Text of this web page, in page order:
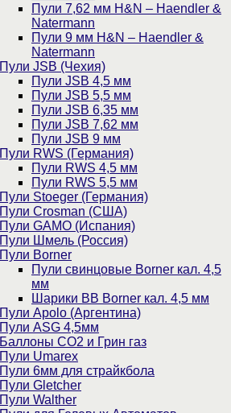
Пули 7,62 мм H&N – Haendler &
Natermann
Пули 9 мм H&N – Haendler &
Natermann
Пули JSB (Чехия)
Пули JSB 4,5 мм
Пули JSB 5,5 мм
Пули JSB 6,35 мм
Пули JSB 7,62 мм
Пули JSB 9 мм
Пули RWS (Германия)
Пули RWS 4,5 мм
Пули RWS 5,5 мм
Пули Stoeger (Германия)
Пули Crosman (США)
Пули GAMO (Испания)
Пули Шмель (Россия)
Пули Borner
Пули свинцовые Borner кал. 4,5
мм
Шарики BB Borner кал. 4,5 мм
Пули Apolo (Аргентина)
Пули ASG 4,5мм
Баллоны CO2 и Грин газ
Пули Umarex
Пули 6мм для страйкбола
Пули Gletcher
Пули Walther